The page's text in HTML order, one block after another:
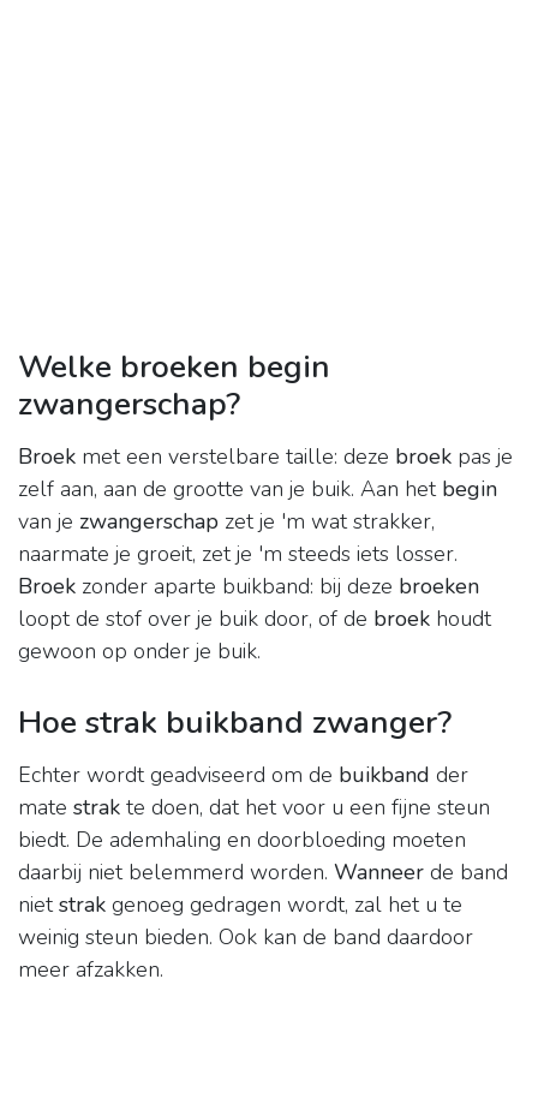
Welke broeken begin
zwangerschap?
Broek met een verstelbare taille: deze broek pas je
zelf aan, aan de grootte van je buik. Aan het begin
van je zwangerschap zet je 'm wat strakker,
naarmate je groeit, zet je 'm steeds iets losser.
Broek zonder aparte buikband: bij deze broeken
loopt de stof over je buik door, of de broek houdt
gewoon op onder je buik.
Hoe strak buikband zwanger?
Echter wordt geadviseerd om de buikband der
mate strak te doen, dat het voor u een fijne steun
biedt. De ademhaling en doorbloeding moeten
daarbij niet belemmerd worden. Wanneer de band
nietstrak genoeg gedragen wordt, zal het u te
weinig steun bieden. Ook kan de band daardoor
meer afzakken.